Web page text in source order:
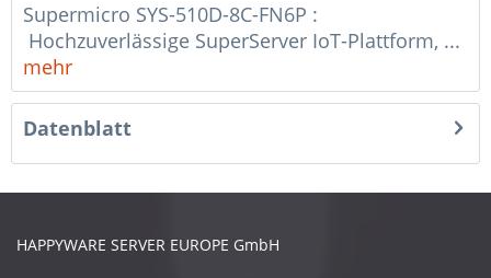
Supermicro SYS-510D-8C-FN6P :
Hochzuverlässige SuperServer IoT-Plattform, ...
mehr
Datenblatt
HAPPYWARE SERVER EUROPE GmbH